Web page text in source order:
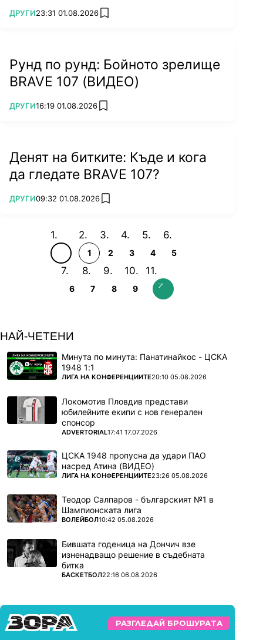
ПОВЕЧЕ ОТ
ДРУГИ23:31 01.08.2026 add favorites
Рунд по рунд: Бойното зрелище
BRAVE 107 (ВИДЕО)
ПОВЕЧЕ ОТ
ДРУГИ16:19 01.08.2026 add favorites
Денят на битките: Къде и кога
да гледате BRAVE 107?
ПОВЕЧЕ ОТ
ДРУГИ09:32 01.08.2026 add favorites
1 2 3 4 5
6 7 8 9
НАЙ-ЧЕТЕНИ
Минута по минута: Панатинайкос - ЦСКА
1948 1:1
ПОВЕЧЕ ОТ
ЛИГА НА КОНФЕРЕНЦИИТЕ20:10 05.08.2026
Локомотив Пловдив представи
юбилейните екипи с нов генерален
спонсор
ПОВЕЧЕ ОТ
ADVERTORIAL17:41 17.07.2026
ЦСКА 1948 пропусна да удари ПАО
насред Атина (ВИДЕО)
ПОВЕЧЕ ОТ
ЛИГА НА КОНФЕРЕНЦИИТЕ23:26 05.08.2026
Теодор Салпаров - българският №1 в
Шампионската лига
ПОВЕЧЕ ОТ
ВОЛЕЙБОЛ10:42 05.08.2026
Бившата годеница на Дончич взе
изненадващо решение в съдебната
битка
ПОВЕЧЕ ОТ
БАСКЕТБОЛ22:16 06.08.2026
РАЗГЛЕДАЙ БРОШУРАТА